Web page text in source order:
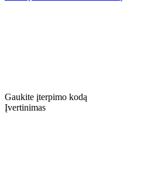
Gaukite įterpimo kodą
Įvertinimas